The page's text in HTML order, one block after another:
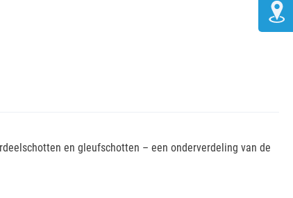
en gleufschotten – een onderverdeling van de